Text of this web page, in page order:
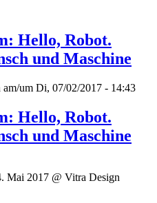
Hello, Robot.
und Maschine
am/um Di, 07/02/2017 - 14:43
Hello, Robot.
und Maschine
Mai 2017 @ Vitra Design